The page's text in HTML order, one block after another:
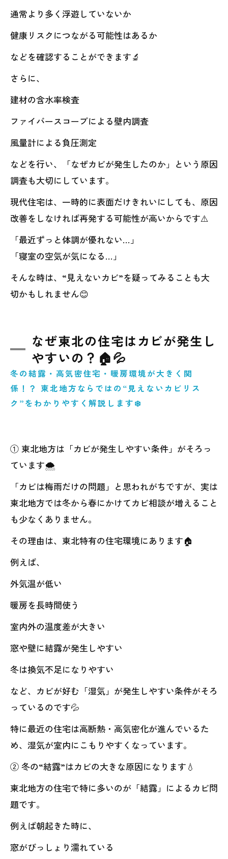
通常より多く浮遊していないか
健康リスクにつながる可能性はあるか
などを確認することができます🔬
さらに、
建材の含水率検査
ファイバースコープによる壁内調査
風量計による負圧測定
などを行い、「なぜカビが発生したのか」という原因
調査も大切にしています。
現代住宅は、一時的に表面だけきれいにしても、原因
改善をしなければ再発する可能性が高いからです⚠️
「最近ずっと体調が優れない…」
「寝室の空気が気になる…」
そんな時は、“見えないカビ”を疑ってみることも大
切かもしれません😊
なぜ東北の住宅はカビが発生し
やすいの？🏠💦
冬の結露・高気密住宅・暖房環境が大きく関
係！？ 東北地方ならではの“見えないカビリス
ク”をわかりやすく解説します❄️
① 東北地方は「カビが発生しやすい条件」がそろっ
ています🌨️
「カビは梅雨だけの問題」と思われがちですが、実は
東北地方では冬から春にかけてカビ相談が増えること
も少なくありません。
その理由は、東北特有の住宅環境にあります🏠
例えば、
外気温が低い
暖房を長時間使う
室内外の温度差が大きい
窓や壁に結露が発生しやすい
冬は換気不足になりやすい
など、カビが好む「湿気」が発生しやすい条件がそろ
っているのです💦
特に最近の住宅は高断熱・高気密化が進んでいるた
め、湿気が室内にこもりやすくなっています。
② 冬の“結露”はカビの大きな原因になります💧
東北地方の住宅で特に多いのが「結露」によるカビ問
題です。
例えば朝起きた時に、
窓がびっしょり濡れている